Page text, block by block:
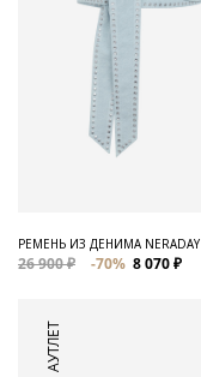
РЕМЕНЬ ИЗ ДЕНИМА NERADAY
26 900 ₽ -70% 8 070 ₽
АУТЛЕТ